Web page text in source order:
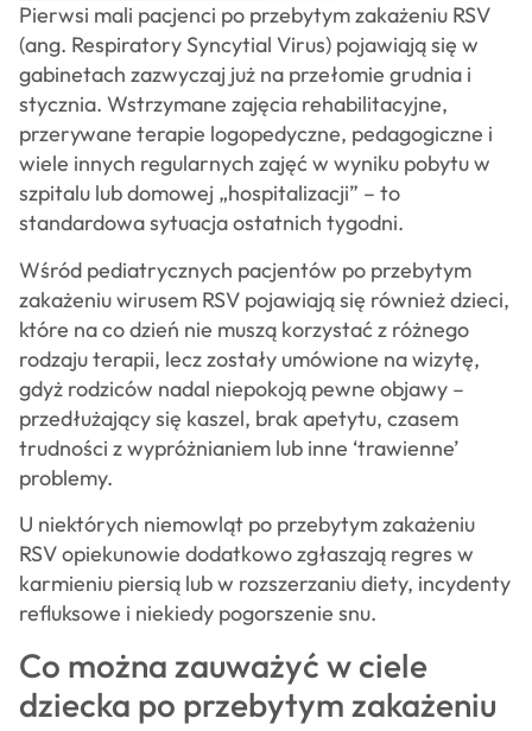
Pierwsi mali pacjenci po przebytym zakażeniu RSV
(ang. Respiratory Syncytial Virus) pojawiają się w
gabinetach zazwyczaj już na przełomie grudnia i
stycznia. Wstrzymane zajęcia rehabilitacyjne,
przerywane terapie logopedyczne, pedagogiczne i
wiele innych regularnych zajęć w wyniku pobytu w
szpitalu lub domowej „hospitalizacji” – to
standardowa sytuacja ostatnich tygodni.
Wśród pediatrycznych pacjentów po przebytym
zakażeniu wirusem RSV pojawiają się również dzieci,
które na co dzień nie muszą korzystać z różnego
rodzaju terapii, lecz zostały umówione na wizytę,
gdyż rodziców nadal niepokoją pewne objawy –
przedłużający się kaszel, brak apetytu, czasem
trudności z wypróżnianiem lub inne ‘trawienne’
problemy.
U niektórych niemowląt po przebytym zakażeniu
RSV opiekunowie dodatkowo zgłaszają regres w
karmieniu piersią lub w rozszerzaniu diety, incydenty
refluksowe i niekiedy pogorszenie snu.
Co można zauważyć w ciele
dziecka po przebytym zakażeniu